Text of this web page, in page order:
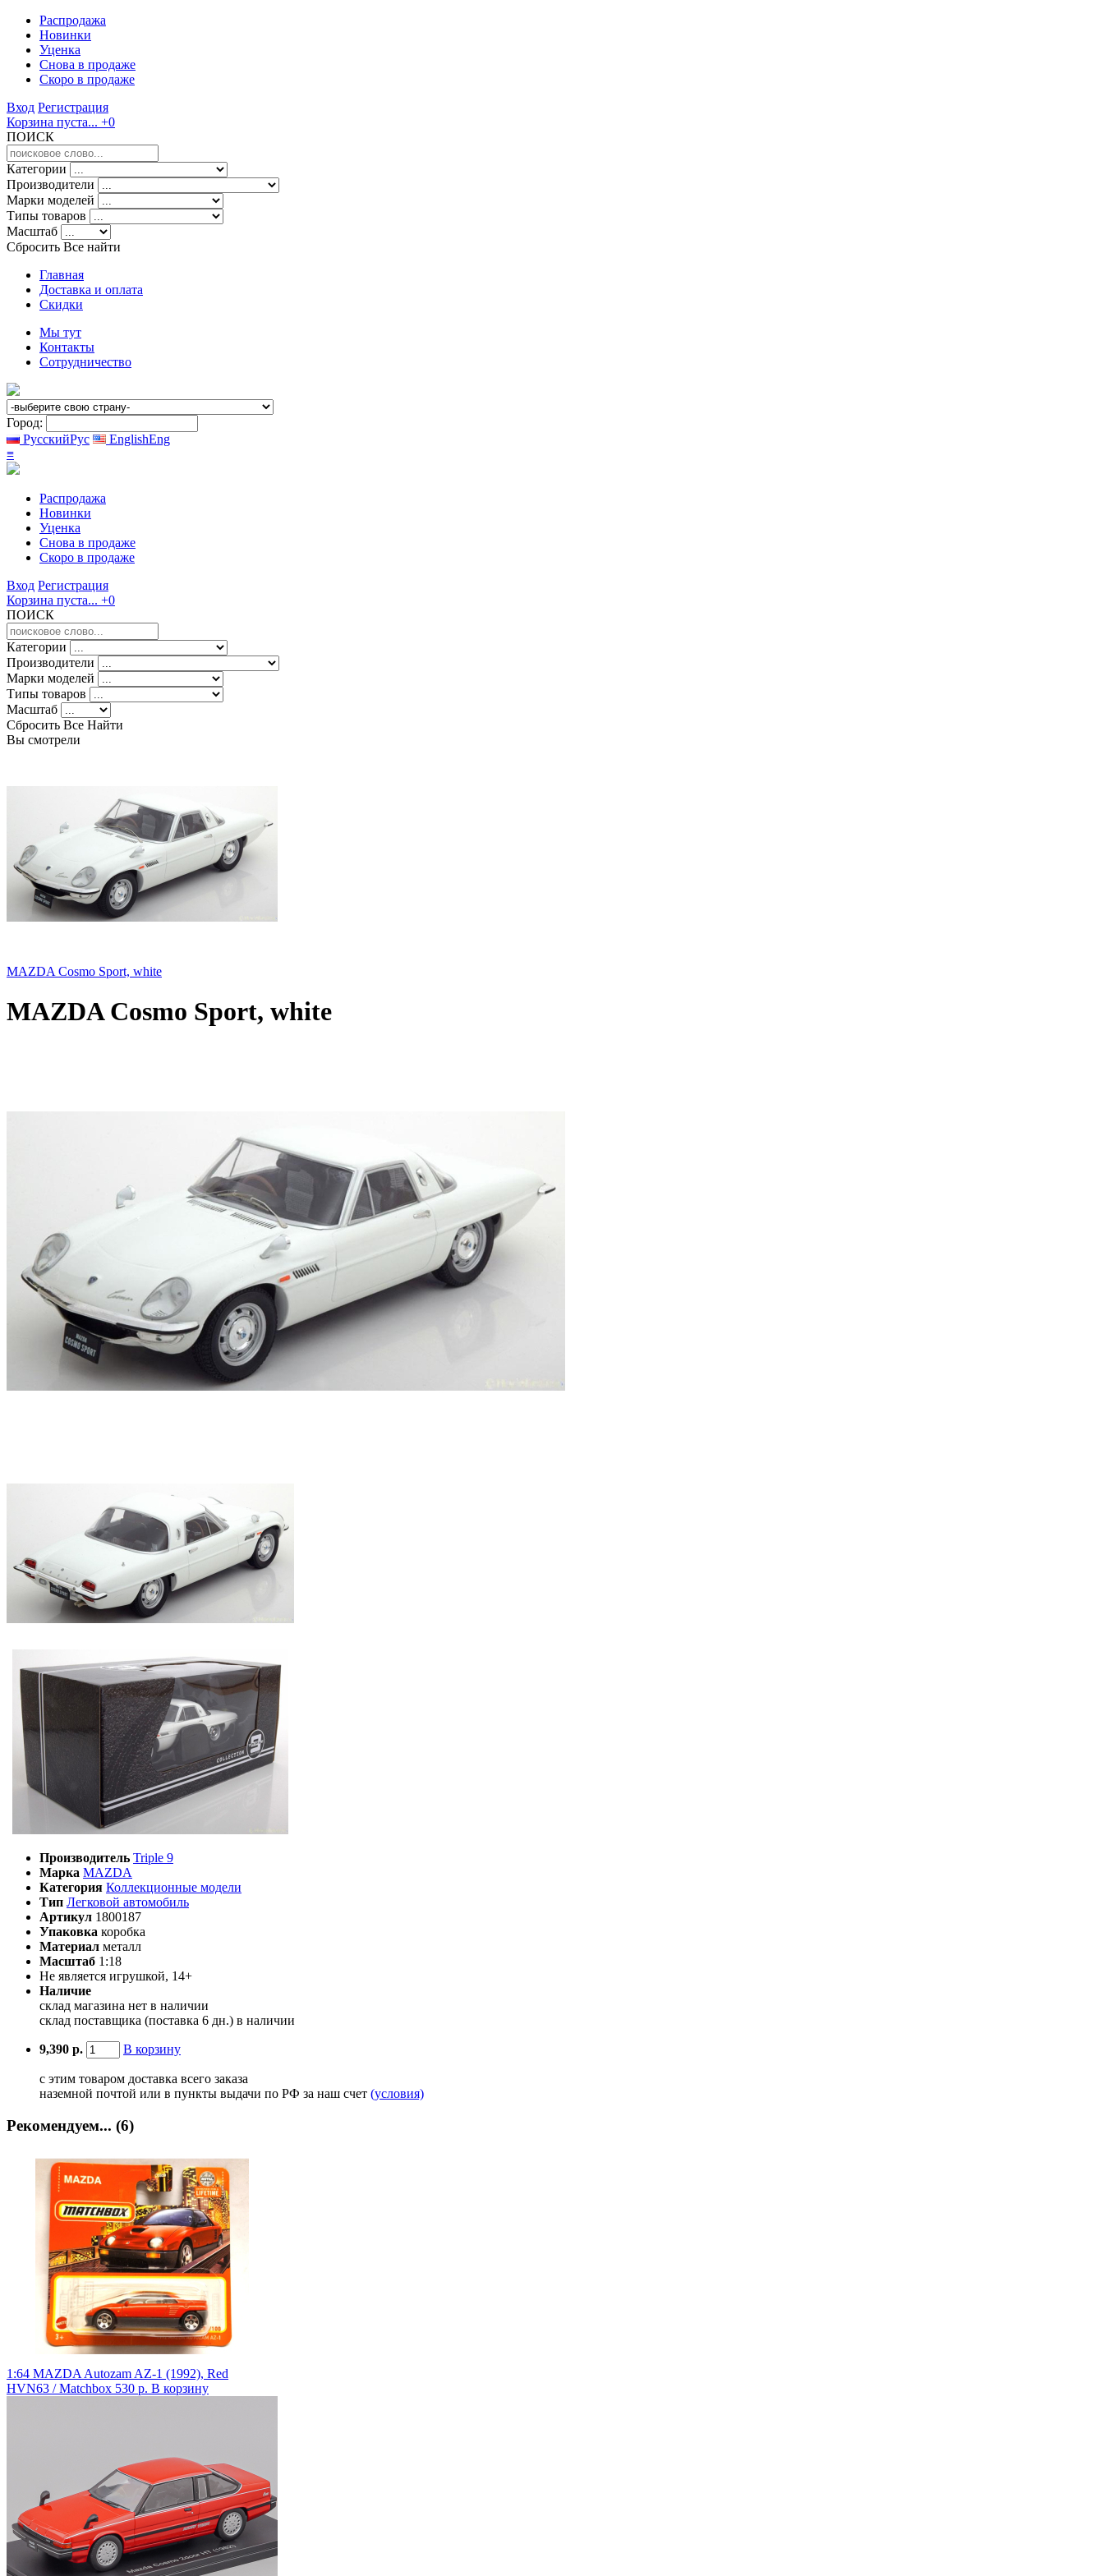
Распродажа
Новинки
Уценка
Снова в продаже
Скоро в продаже
Вход Регистрация
Корзина пуста... +0
ПОИСК
Категории
Производители
Марки моделей
Типы товаров
Масштаб
Сбросить Все найти
Главная
Доставка и оплата
Скидки
Мы тут
Контакты
Сотрудничество
Город:
РусскийРус EnglishEng
≡
Распродажа
Новинки
Уценка
Снова в продаже
Скоро в продаже
Вход Регистрация
Корзина пуста... +0
ПОИСК
Категории
Производители
Марки моделей
Типы товаров
Масштаб
Сбросить Все Найти
Вы смотрели
MAZDA Cosmo Sport, white
MAZDA Cosmo Sport, white
Производитель Triple 9
Марка MAZDA
Категория Коллекционные модели
Тип Легковой автомобиль
Артикул 1800187
Упаковка коробка
Материал металл
Масштаб 1:18
Не является игрушкой, 14+
Наличие
склад магазина нет в наличии
склад поставщика (поставка 6 дн.) в наличии
9,390 р. В корзину
с этим товаром доставка всего заказа
наземной почтой или в пункты выдачи по РФ за наш счет (условия)
Рекомендуем... (6)
1:64 MAZDA Autozam AZ-1 (1992), Red
HVN63 / Matchbox 530 р. В корзину